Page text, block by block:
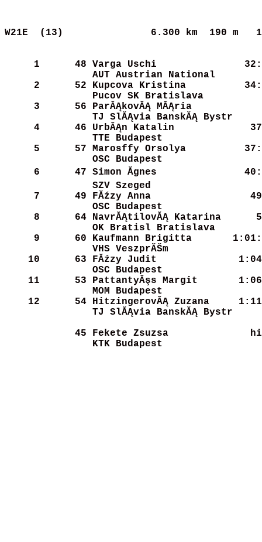
W21E  (13) 6.300 km
     1
     48
Varga Uschi
AUT Austrian National
     2
     52
Kupcova Kristina
Pucov SK Bratislava
     3
     56
ParĂĄkovĂĄ MĂĄria
TJ SlĂĄvia BanskĂĄ Bystr
     4
     46
UrbĂĄn Katalin
TTE Budapest
     5
     57
Marosffy Orsolya
OSC Budapest
     6
     47
Simon Ăgnes
SZV Szeged
     7
     49
FĂźzy Anna
OSC Budapest
     8
     64
NavrĂĄtilovĂĄ Katarina
OK Bratisl Bratislava
     9
     60
Kaufmann Brigitta
VHS VeszprĂŠm
    10
     63
FĂźzy Judit
OSC Budapest
    11
     53
PattantyĂşs Margit
MOM Budapest
    12
     54
HitzingerovĂĄ Zuzana
TJ SlĂĄvia BanskĂĄ Bystr
     45
Fekete Zsuzsa
KTK Budapest